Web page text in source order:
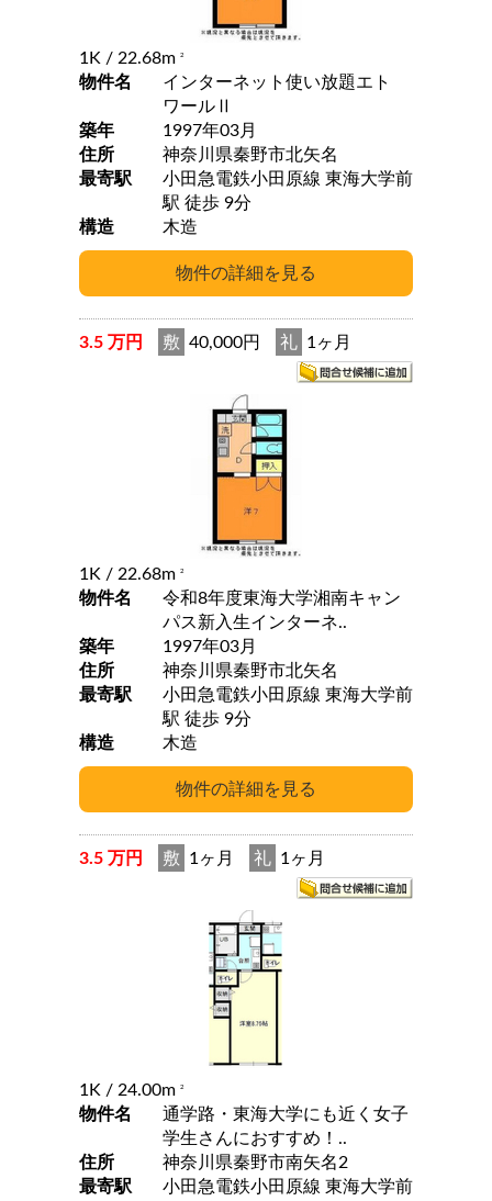
1K / 22.68m 2
物件名
インターネット使い放題エト
ワールⅡ
築年
1997年03月
住所
神奈川県秦野市北矢名
最寄駅
小田急電鉄小田原線 東海大学前
駅 徒歩 9分
構造
木造
3.5 万円 敷 40,000円 礼 1ヶ月
1K / 22.68m 2
物件名
令和8年度東海大学湘南キャン
パス新入生インターネ..
築年
1997年03月
住所
神奈川県秦野市北矢名
最寄駅
小田急電鉄小田原線 東海大学前
駅 徒歩 9分
構造
木造
3.5 万円 敷 1ヶ月 礼 1ヶ月
1K / 24.00m 2
物件名
通学路・東海大学にも近く女子
学生さんにおすすめ！..
住所
神奈川県秦野市南矢名2
最寄駅
小田急電鉄小田原線 東海大学前